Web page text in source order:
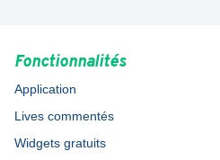
Fonctionnalités
Application
Lives commentés
Widgets gratuits